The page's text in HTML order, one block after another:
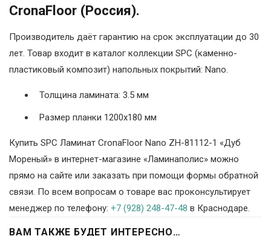
CronaFloor (Россия).
Производитель даёт гарантию на срок эксплуатации до 30
лет. Товар входит в каталог коллекции SPC (каменно-
пластиковый композит) напольных покрытий: Nano.
Толщина ламината: 3.5 мм
Размер планки 1200х180 мм
Купить SPC Ламинат CronaFloor Nano ZH-81112-1 «Дуб
Мореный» в интернет-магазине «Ламинаполис» можно
прямо на сайте или заказать при помощи формы обратной
связи. По всем вопросам о товаре вас проконсультирует
менеджер по телефону: +7 (928) 248-47-48 в Краснодаре.
ВАМ ТАКЖЕ БУДЕТ ИНТЕРЕСНО…